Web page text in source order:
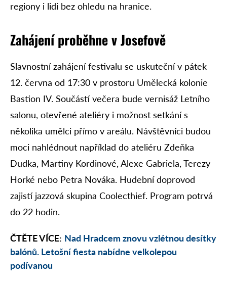
regiony i lidi bez ohledu na hranice.
Zahájení proběhne v Josefově
Slavnostní zahájení festivalu se uskuteční v pátek
12. června od 17:30 v prostoru Umělecká kolonie
Bastion IV. Součástí večera bude vernisáž Letního
salonu, otevřené ateliéry i možnost setkání s
několika umělci přímo v areálu. Návštěvníci budou
moci nahlédnout například do ateliéru Zdeňka
Dudka, Martiny Kordinové, Alexe Gabriela, Terezy
Horké nebo Petra Nováka. Hudební doprovod
zajistí jazzová skupina Coolecthief. Program potrvá
do 22 hodin.
ČTĚTE VÍCE: Nad Hradcem znovu vzlétnou desítky
balónů. Letošní fiesta nabídne velkolepou
podívanou